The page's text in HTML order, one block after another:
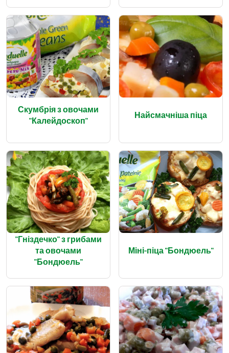
Скумбрія з овочами
"Калейдоскоп"
Найсмачніша піца
"Гніздечко" з грибами
та овочами
"Бондюель"
Міні-піца "Бондюель"